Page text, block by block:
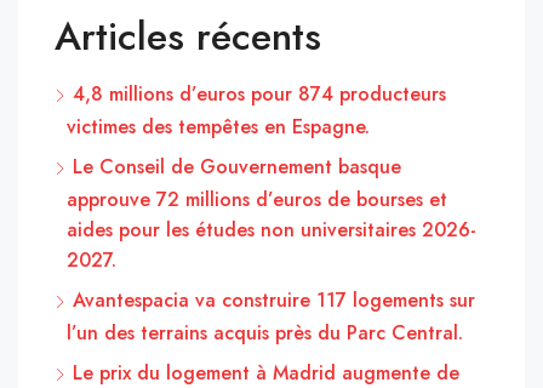
Articles récents
4,8 millions d’euros pour 874 producteurs
victimes des tempêtes en Espagne.
Le Conseil de Gouvernement basque
approuve 72 millions d’euros de bourses et
aides pour les études non universitaires 2026-
2027.
Avantespacia va construire 117 logements sur
l’un des terrains acquis près du Parc Central.
Le prix du logement à Madrid augmente de